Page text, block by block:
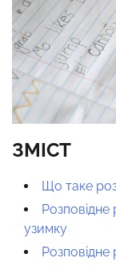
ЗМІСТ
Що таке
узимку